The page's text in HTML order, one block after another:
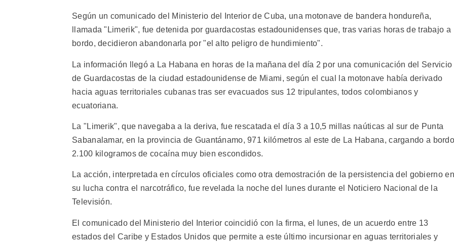
Según un comunicado del Ministerio del Interior de Cuba, una motonave de bandera hondureña,
llamada "Limerik", fue detenida por guardacostas estadounidenses que, tras varias horas de trabajo a
bordo, decidieron abandonarla por "el alto peligro de hundimiento".
La información llegó a La Habana en horas de la mañana del día 2 por una comunicación del Servicio
de Guardacostas de la ciudad estadounidense de Miami, según el cual la motonave había derivado
hacia aguas territoriales cubanas tras ser evacuados sus 12 tripulantes, todos colombianos y
ecuatoriana.
La "Limerik", que navegaba a la deriva, fue rescatada el día 3 a 10,5 millas naúticas al sur de Punta
Sabanalamar, en la provincia de Guantánamo, 971 kilómetros al este de La Habana, cargando a
2.100 kilogramos de cocaína muy bien escondidos.
La acción, interpretada en círculos oficiales como otra demostración de la persistencia del gobierno en
su lucha contra el narcotráfico, fue revelada la noche del lunes durante el Noticiero Nacional de la
Televisión.
El comunicado del Ministerio del Interior coincidió con la firma, el lunes, de un acuerdo entre 13
estados del Caribe y Estados Unidos que permite a este último incursionar en aguas territoriales y